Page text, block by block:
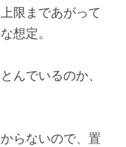
限まであがって
想定。
んでいるのか、
らないので、置